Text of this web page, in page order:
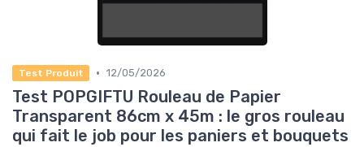
Test Produit • 12/05/2026
Test POPGIFTU Rouleau de Papier
Transparent 86cm x 45m : le gros rouleau
qui fait le job pour les paniers et bouquets